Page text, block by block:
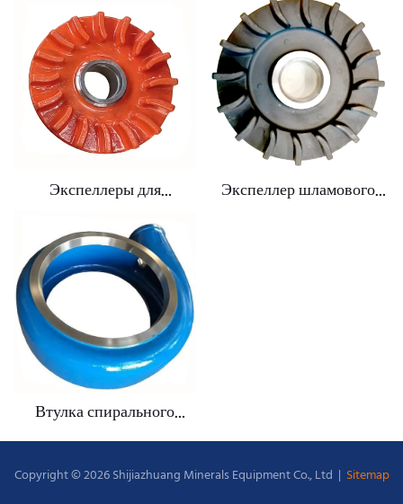
Экспеллеры для
EAM028 8/6E-AH
Экспеллер шламового
Втулка спирального
Copyright © 2026 Shijiazhuang Minerals Equipment Co., Ltd | Sitemap